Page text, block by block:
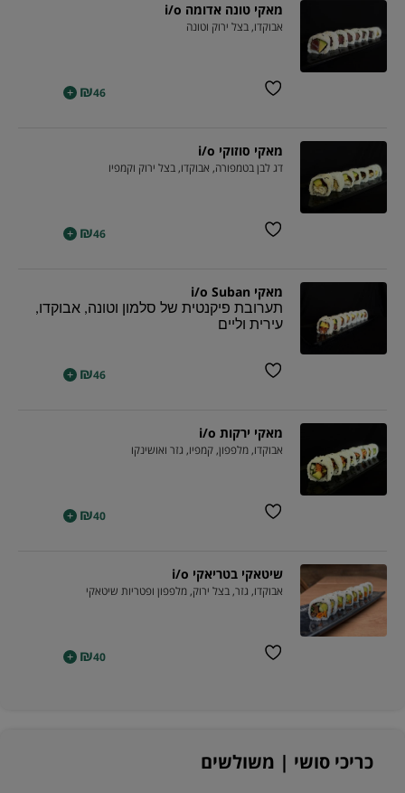
מאקי טונה אדומה i/o
אבוקדו, בצל ירוק וטונה
₪46
+
מאקי סוזוקי i/o
דג לבן בטמפורה, אבוקדו, בצל ירוק וקמפיו
₪46
+
מאקי i/o Suban
תערובת פיקנטית של סלמון וטונה, אבוקדו,
עירית וליים
₪46
+
מאקי ירקות i/o
אבוקדו, מלפפון, קמפיו, גזר ואושינקו
₪40
+
שיטאקי בטריאקי i/o
אבוקדו, גזר, בצל ירוק, מלפפון ופטריות שיטאקי
₪40
+
כריכי סושי | משולשים